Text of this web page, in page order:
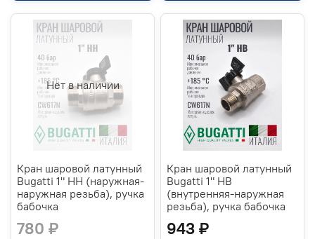
Нет в наличии
Кран шаровой латунный
Bugatti 1" НН (наружная-
наружная резьба), ручка
бабочка
780 ₽
Кран шаровой латунный
Bugatti 1" НВ
(внутренняя-наружная
резьба), ручка бабочка
943 ₽